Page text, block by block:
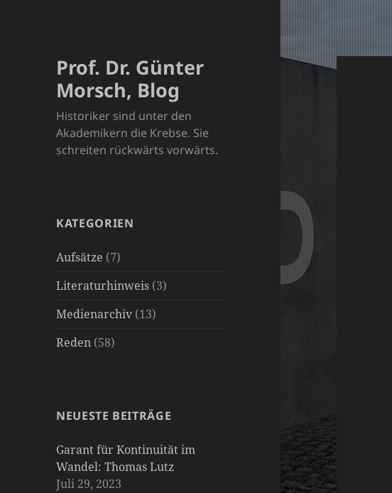
Prof. Dr. Günter
Morsch, Blog
Historiker sind unter den
Akademikern die Krebse. Sie
schreiten rückwärts vorwärts.
KATEGORIEN
Aufsätze (7)
Literaturhinweis (3)
Medienarchiv (13)
Reden (58)
NEUESTE BEITRÄGE
Garant für Kontinuität im
Wandel: Thomas Lutz
Juli 29, 2023